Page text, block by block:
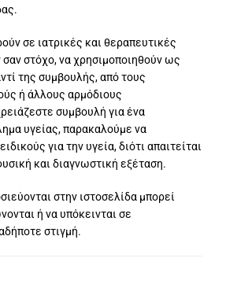
σε ιατρικές και θεραπευτικές
στόχο, να χρησιμοποιηθούν ως
της συμβουλής, από τους
ή άλλους αρμόδιους
συμβουλή για ένα
υγείας, παρακαλούμε να
για την υγεία, διότι απαιτείται
και διαγνωστική εξέταση.
στην ιστοσελίδα μπορεί
ή να υπόκεινται σε
στιγμή.